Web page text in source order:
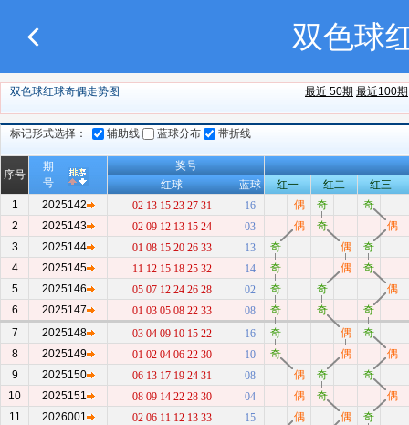
双色球
双色球红球奇偶走势图 最近 50期 最近100期
标记形式选择： 辅助线 蓝球分布 带折线
序号
期
号
奖号
红球
蓝球 红一 红二
红三
1
2025142 02 13 15 23 27 31 16 偶 奇
奇
2
2025143 02 09 12 13 15 24 03 偶 奇
偶
3
2025144 01 08 15 20 26 33 13 奇 偶
奇
4
2025145 11 12 15 18 25 32 14 奇 偶
奇
5
2025146 05 07 12 24 26 28 02 奇 奇
偶
6
2025147 01 03 05 08 22 33 08 奇 奇
奇
7
2025148 03 04 09 10 15 22 16 奇 偶
奇
8
2025149 01 02 04 06 22 30 10 奇 偶
偶
9
2025150 06 13 17 19 24 31 08 偶 奇
奇
10
2025151 08 09 14 22 28 30 04 偶 奇
偶
11
2026001 02 06 11 12 13 33 15 偶 偶
奇